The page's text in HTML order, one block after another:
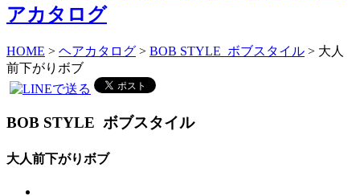
HOME > ヘアカタログ > BOB STYLE ボブスタイル > 大人
前下がりボブ
BOB STYLE ボブスタイル
大人前下がりボブ